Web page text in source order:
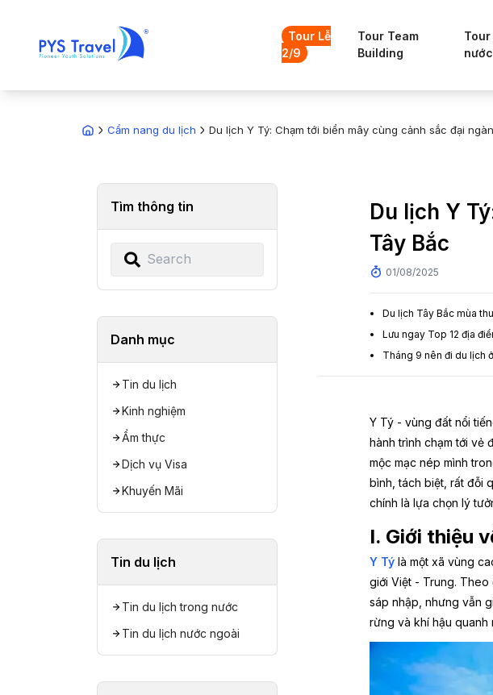
Tour Lễ
2/9
Tour Team
Building
nước
Cẩm nang du lịch Du lịch Y Tý: Chạm tới biển mây cùng cảnh sắc đại
Tìm thông tin
Danh mục
Tin du lịch
Kinh nghiệm
Ẩm thực
Dịch vụ Visa
Khuyến Mãi
Tin du lịch
Tin du lịch trong nước
Tin du lịch nước ngoài
Du lịch Y
Tây Bắc
01/08/2025
Du lịch Tây Bắc mùa
Lưu ngay Top 12 địa
Tháng 9 nên đi du lịch
Y Tý - vùng đất nổi
hành trình chạm tới vẻ
mộc mạc nép mình
bình, tách biệt, rất đỗi
chính là lựa chọn lý
I. Giới thiệu
Y Tý là một xã vùng
giới Việt - Trung. Theo
sáp nhập, nhưng vẫn
rừng và khí hậu quanh